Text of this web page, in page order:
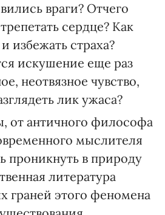
враги? Отчего
сердце? Как
избежать страха?
искушение еще раз
неотвязное чувство,
лик ужаса?
от античного философа
мыслителя
проникнуть в природу
литература
граней этого феномена